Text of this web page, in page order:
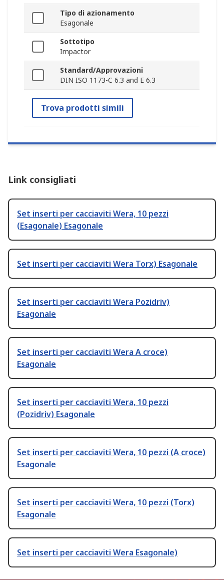
Tipo di azionamento
Esagonale
Sottotipo
Impactor
Standard/Approvazioni
DIN ISO 1173-C 6.3 and E 6.3
Trova prodotti simili
Link consigliati
Set inserti per cacciaviti Wera, 10 pezzi
(Esagonale) Esagonale
Set inserti per cacciaviti Wera Torx) Esagonale
Set inserti per cacciaviti Wera Pozidriv)
Esagonale
Set inserti per cacciaviti Wera A croce)
Esagonale
Set inserti per cacciaviti Wera, 10 pezzi
(Pozidriv) Esagonale
Set inserti per cacciaviti Wera, 10 pezzi (A croce)
Esagonale
Set inserti per cacciaviti Wera, 10 pezzi (Torx)
Esagonale
Set inserti per cacciaviti Wera Esagonale)